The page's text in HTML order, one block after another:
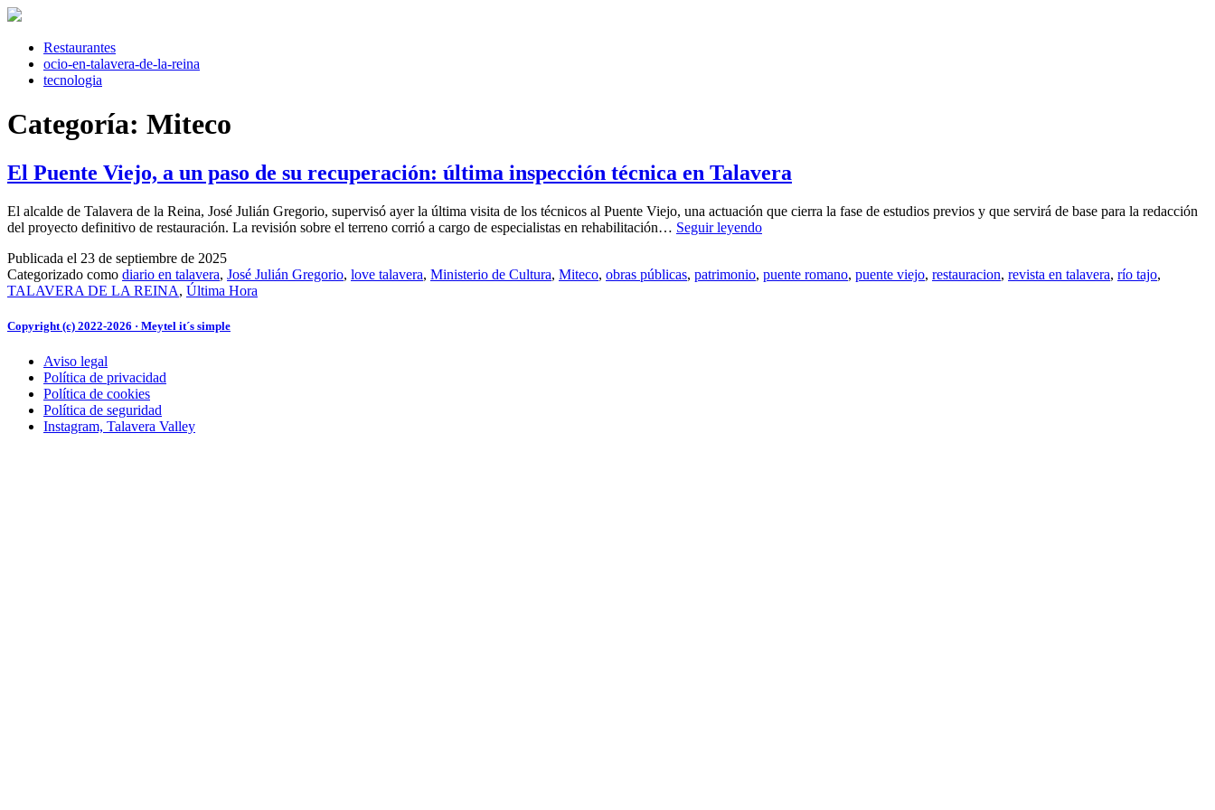
Saltar
contenidoRestaurantes
ocio-en-talavera-de-la-reina
tecnologia
Categoría: Miteco
El Puente Viejo, a un paso de su recuperación: última inspección técnica en Talavera
El alcalde de Talavera de la Reina, José Julián Gregorio, supervisó ayer la última visita de los técnicos al Puente Viejo, una actuación que cierra la fase de estudios previos y que servirá de base para la redacción
del proyecto definitivo de restauración. La revisión sobre el terreno corrió a cargo de especialistas en rehabilitación… Seguir leyendoEl
a
Publicada el 23 de septiembre de 2025
Categorizado como diario en talavera, José Julián Gregorio, love talavera, Ministerio de Cultura, Miteco, obras públicas, patrimonio, puente romano, puente viejo, restauracion, revista en talavera, río tajo,
TALAVERA DE LA REINA, Última Hora
Copyright (c) 2022-2026 · Meytel it´s simple
Aviso legal
Política de privacidad
Política de cookies
Política de seguridad
Instagram, Talavera Valley